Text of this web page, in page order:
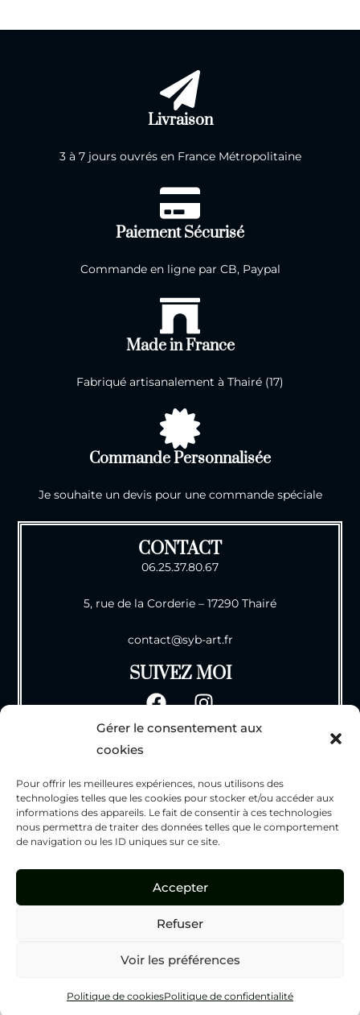
Gérer le consentement aux
cookies
Pour offrir les meilleures expériences, nous utilisons des
technologies telles que les cookies pour stocker et/ou accéder aux
informations des appareils. Le fait de consentir à ces technologies
nous permettra de traiter des données telles que le comportement
de navigation ou les ID uniques sur ce site.
Accepter
Refuser
Voir les préférences
Politique de cookiesPolitique de confidentialité
Livraison
3 à 7 jours ouvrés en France Métropolitaine
Paiement Sécurisé
Commande en ligne par CB, Paypal
Made in France
Fabriqué artisanalement à Thairé (17)
Commande Personnalisée
Je souhaite un devis pour une commande spéciale
CONTACT
06.25.37.80.67
5, rue de la Corderie – 17290 Thairé
contact@syb-art.fr
SUIVEZ MOI
Mentions Légales
Politique de Confidentialité
Politique des cookies
Copyright 2026 - Syb'Art